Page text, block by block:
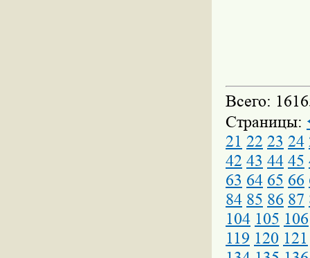
Всего:
Страницы:
21 22 23 24
42 43 44 45
63 64 65 66
84 85 86 87
104 105 106
119 120 121